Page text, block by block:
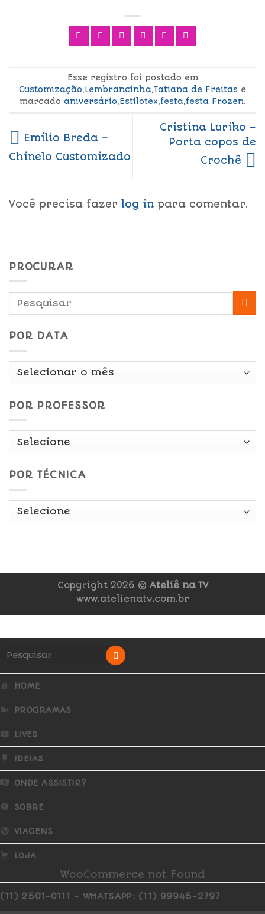
Esse registro foi postado em
Customização,Lembrancinha,Tatiana de Freitas e
marcado aniversário,Estilotex,festa,festa Frozen.
Emílio Breda –
Chinelo Customizado
Cristina Luriko –
Porta copos de
Crochê
Você precisa fazer log in para comentar.
PROCURAR
POR DATA
Por
POR PROFESSOR
POR TÉCNICA
Copyright 2026 © Ateliê na TV
www.atelienatv.com.br
HOME
PROGRAMAS
LIVES
IDEIAS
ONDE ASSISTIR?
SOBRE
VIAGENS
LOJA
WooCommerce not Found
(11) 2501-0111 - WHATSAPP: (11) 99945-2797